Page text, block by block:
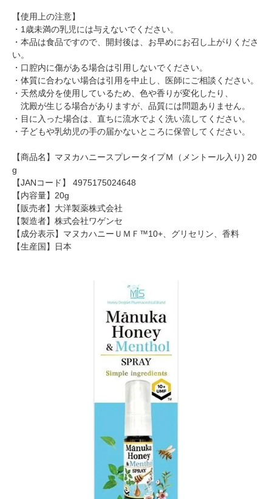
【使用上の注意】
・1歳未満の乳児には与えないでください。
・本品は食品ですので、開封後は、お早めにお召し上がりくださ
い。
・口腔内に傷がある場合は引用しないでください。
・体質に合わない場合は引用を中止し、医師にご相談ください。
・天然成分を使用しているため、色や香りが変化したり、
沈殿が生じる場合がありますが、品質には問題ありません。
・目に入った場合は、直ちに流水でよく洗い流してください。
・子どもや乳幼児の手の届かないところに保管してください。
【商品名】マヌカハニースプレータイプＭ（メントール入り) 20
g
【JANコード】 4975175024648
【内容量】20g
【販売者】大洋製薬株式会社
【製造者】株式会社ワゲンセ
【成分表示】マヌカハニーＵＭＦ™10+、グリセリン、香料
【生産国】日本